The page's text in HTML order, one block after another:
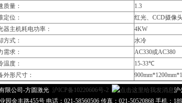
质量：
1.3
定位：
红光、CCD摄像
器主机耗电功率：
4KW
方式：
水冷
需求：
AC330或AC380
温度：
15-33℃
外形尺寸：
限公司-方圆激光 沪ICP备10220606号-2 沪
金丰路455号 电话：021-58560506 传真：021-50520868 手机：